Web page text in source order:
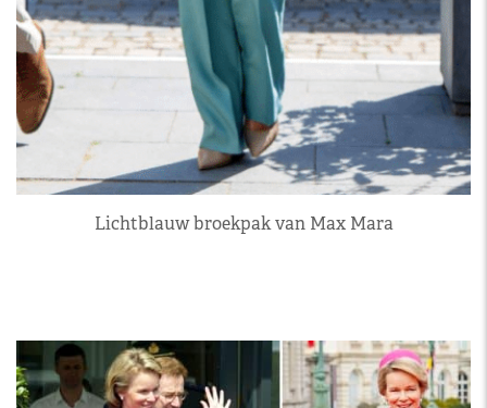
Lichtblauw broekpak van Max Mara